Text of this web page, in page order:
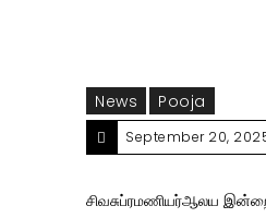
News Pooja
September 20,
சிவசுப்ரமணியர்ஆலய